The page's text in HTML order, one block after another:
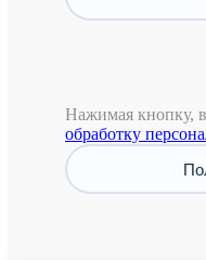
Нажимая кнопку,
обработку